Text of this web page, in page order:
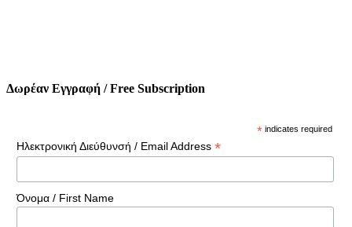
Δωρέαν Εγγραφή / Free Subscription
* indicates required
Ηλεκτρονική Διεύθυνσή / Email Address *
Όνομα / First Name